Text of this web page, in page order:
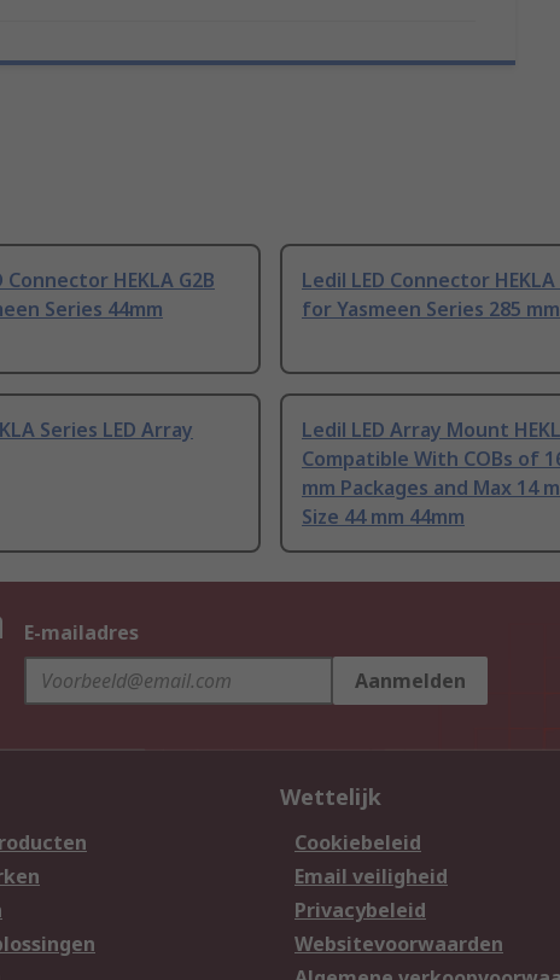
Connector HEKLA G2B
Series 44mm
Ledil LED Connector HEKLA
for Yasmeen Series 285
Series LED Array
Ledil LED Array Mount
Compatible With COBs of
mm Packages and Max 14
Size 44 mm 44mm
E-mailadres
Aanmelden
Wettelijk
Cookiebeleid
Email veiligheid
Privacybeleid
Websitevoorwaarden